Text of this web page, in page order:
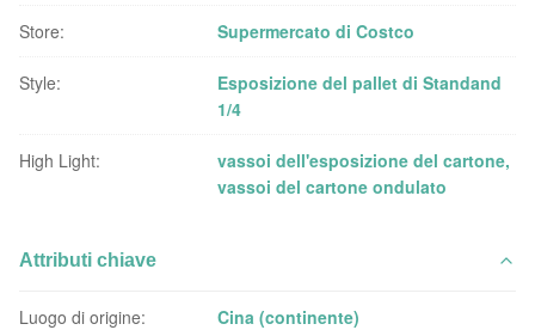
Store: Supermercato di Costco
Style:
Esposizione del pallet di Standand
1/4
High Light: vassoi dell'esposizione del cartone,
vassoi del cartone ondulato
Attributi chiave
Luogo di origine: Cina (continente)